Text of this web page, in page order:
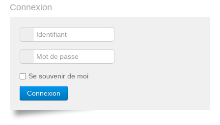
Connexion
Se souvenir de moi